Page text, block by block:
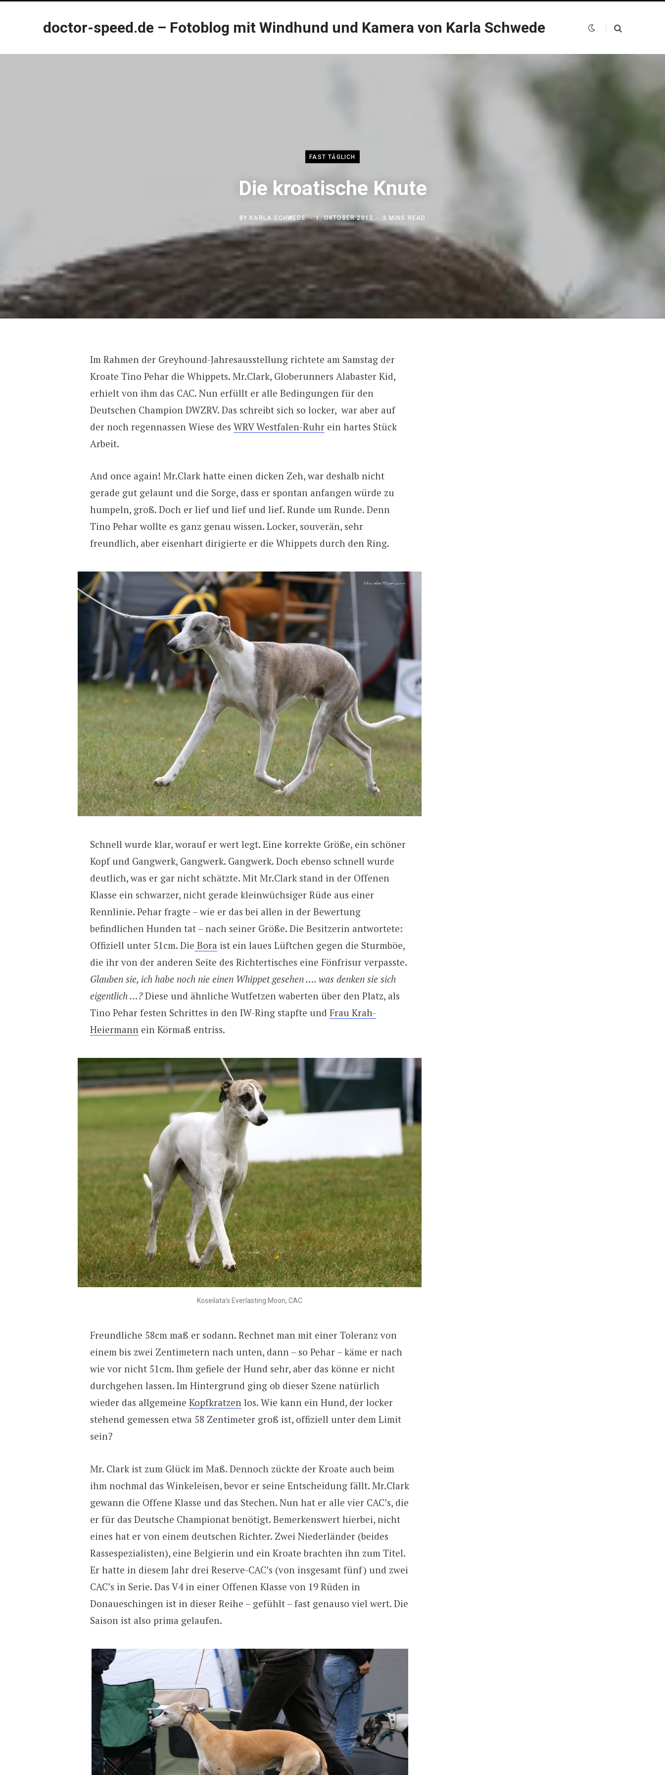
doctor-speed.de – Fotoblog mit Windhund und Kamera von Karla Schwede
FAST TÄGLICH
Die kroatische Knute
BY KARLA SCHWEDE 1. OKTOBER 2012 3 MINS READ
Im Rahmen der Greyhound-Jahresausstellung richtete am Samstag der
Kroate Tino Pehar die Whippets. Mr.Clark, Globerunners Alabaster Kid,
erhielt von ihm das CAC. Nun erfüllt er alle Bedingungen für den
Deutschen Champion DWZRV. Das schreibt sich so locker, war aber auf
der noch regennassen Wiese des WRV Westfalen-Ruhrein hartes Stück
Arbeit.
And once again! Mr.Clark hatte einen dicken Zeh, war deshalb nicht
gerade gut gelaunt und die Sorge, dass er spontan anfangen würde zu
humpeln, groß. Doch er lief und lief und lief. Runde um Runde. Denn
Tino Pehar wollte es ganz genau wissen. Locker, souverän, sehr
freundlich, aber eisenhart dirigierte er die Whippets durch den Ring.
Schnell wurde klar, worauf er wert legt. Eine korrekte Größe, ein schöner
Kopf und Gangwerk, Gangwerk. Gangwerk. Doch ebenso schnell wurde
deutlich, was er gar nicht schätzte. Mit Mr.Clark stand in der Offenen
Klasse ein schwarzer, nicht gerade kleinwüchsiger Rüde aus einer
Rennlinie. Pehar fragte – wie er das bei allen in der Bewertung
befindlichen Hunden tat – nach seiner Größe. Die Besitzerin antwortete:
Offiziell unter 51cm. Die Bora ist ein laues Lüftchen gegen die Sturmböe,
die ihr von der anderen Seite des Richtertisches eine Fönfrisur verpasste.
Glauben sie, ich habe noch nie einen Whippet gesehen …. was denken sie sich
eigentlich …?Diese und ähnliche Wutfetzen waberten über den Platz, als
Tino Pehar festen Schrittes in den IW-Ring stapfte und Frau Krah-
Heiermann ein Körmaß entriss.
Koseilata’s Everlasting Moon, CAC
Freundliche 58cm maß er sodann. Rechnet man mit einer Toleranz von
einem bis zwei Zentimetern nach unten, dann – so Pehar – käme er nach
wie vor nicht 51cm. Ihm gefiele der Hund sehr, aber das könne er nicht
durchgehen lassen. Im Hintergrund ging ob dieser Szene natürlich
wieder das allgemeine Kopfkratzenlos. Wie kann ein Hund, der locker
stehend gemessen etwa 58 Zentimeter groß ist, offiziell unter dem Limit
sein?
Mr. Clark ist zum Glück im Maß. Dennoch zückte der Kroate auch beim
ihm nochmal das Winkeleisen, bevor er seine Entscheidung fällt. Mr.Clark
gewann die Offene Klasse und das Stechen. Nun hat er alle vier CAC’s, die
er für das Deutsche Championat benötigt. Bemerkenswert hierbei, nicht
eines hat er von einem deutschen Richter. Zwei Niederländer (beides
Rassespezialisten), eine Belgierin und ein Kroate brachten ihn zum Titel.
Er hatte in diesem Jahr drei Reserve-CAC’s (von insgesamt fünf) und zwei
CAC’s in Serie. Das V4 in einer Offenen Klasse von 19 Rüden in
Donaueschingen ist in dieser Reihe – gefühlt – fast genauso viel wert. Die
Saison ist also prima gelaufen.